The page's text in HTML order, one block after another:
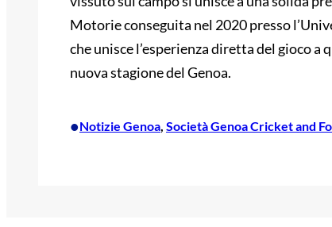
Motorie conseguita nel 2020 presso
che unisce l’esperienza diretta del gioco
nuova stagione del Genoa.
•Notizie Genoa, Società Genoa Cricket and